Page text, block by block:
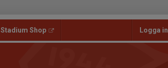
Stadium Shop Logga in